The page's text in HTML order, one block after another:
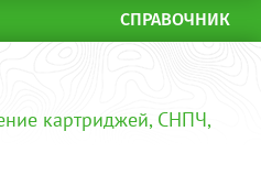
СПРАВОЧНИК
картриджей, СНПЧ,